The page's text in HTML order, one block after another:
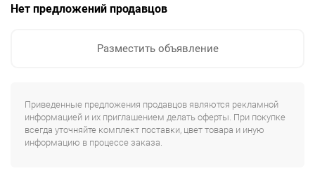
Нет предложений продавцов
Разместить объявление
Приведенные предложения продавцов являются рекламной
информацией и их приглашением делать оферты. При покупке
всегда уточняйте комплект поставки, цвет товара и иную
информацию в процессе заказа.